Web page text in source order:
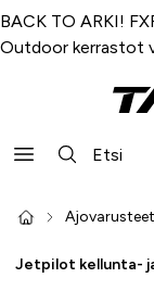
BACK TO ARKI!
Outdoor kerrastot
Jetpilot kellunta-